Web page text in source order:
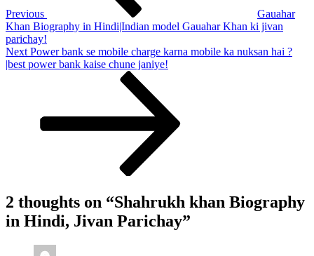
Previous
Gauahar
Khan Biography in Hindi|Indian model Gauahar Khan ki jivan
parichay!
Next
Post
Next Power bank se mobile charge karna mobile ka nuksan hai ?
|best power bank kaise chune janiye!
2 thoughts on “Shahrukh khan Biography
in Hindi, Jivan Parichay”